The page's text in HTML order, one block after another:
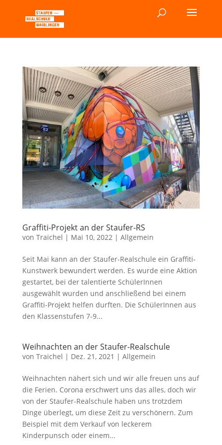
Graffiti-Projekt an der Staufer-RS
von Traichel | Mai 10, 2022| Allgemein
Seit Mai kann an der Staufer-Realschule ein Graffiti-
Kunstwerk bewundert werden. Es wurde eine Aktion
gestartet, bei der talentierte SchülerInnen
ausgewählt wurden und anschließend bei einem
Graffiti-Projekt helfen durften. Die SchülerInnen aus
den Klassenstufen 7-9...
Weihnachten an der Staufer-Realschule
von Traichel | Dez. 21, 2021 | Allgemein
Weihnachten nähert sich und wir alle freuen uns auf
die Ferien. Corona erschwert uns das alles, doch wir
von der Staufer-Realschule haben uns trotzdem
Dinge überlegt, um diese Zeit zu verschönern. Zum
Beispiel mit dem Verkauf von leckerem
Kinderpunsch oder einem...